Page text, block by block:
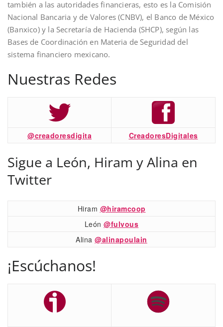
también a las autoridades financieras, esto es la Comisión
Nacional Bancaria y de Valores (CNBV), el Banco de México
(Banxico) y la Secretaría de Hacienda (SHCP), según las
Bases de Coordinación en Materia de Seguridad del
sistema financiero mexicano.
Nuestras Redes
@creadoresdigita CreadoresDigitales
Sigue a León, Hiram y Alina en
Twitter
Hiram @hiramcoop
León@fulvous
Alina@alinapoulain
¡Escúchanos!